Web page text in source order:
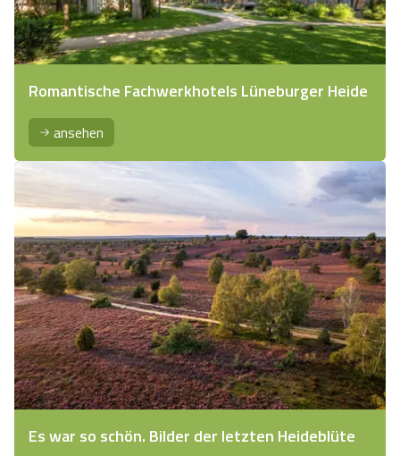
Romantische Fachwerkhotels Lüneburger Heide
ansehen
Es war so schön. Bilder der letzten Heideblüte